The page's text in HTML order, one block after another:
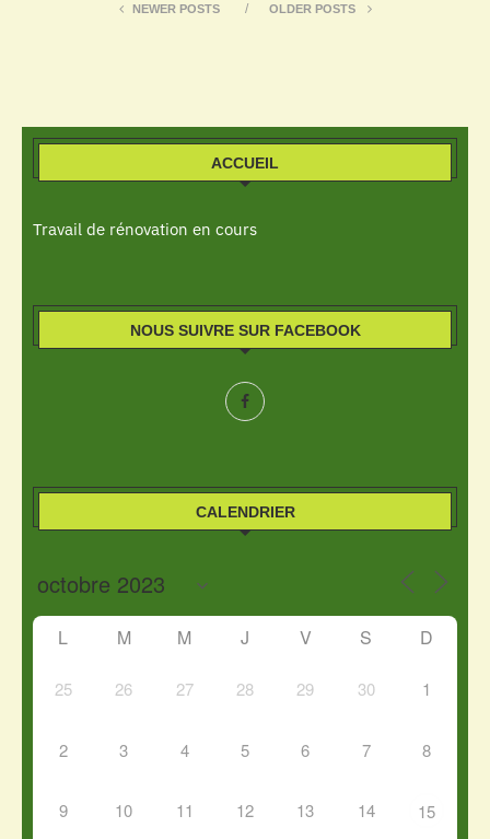
NEWER POSTS OLDER POSTS
ACCUEIL
Travail de rénovation en cours
NOUS SUIVRE SUR FACEBOOK
CALENDRIER
L M M J V S D
25 26 27 28 29 30 1
2 3 4 5 6 7 8
9 10 11 12 13 14 15